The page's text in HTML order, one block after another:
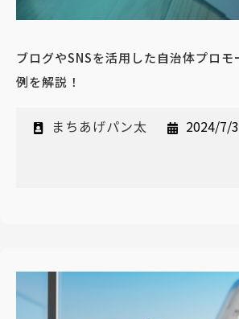
ブログやSNSを活用した自治体プロ
例を解説！
まちあげパン太 2024/7/